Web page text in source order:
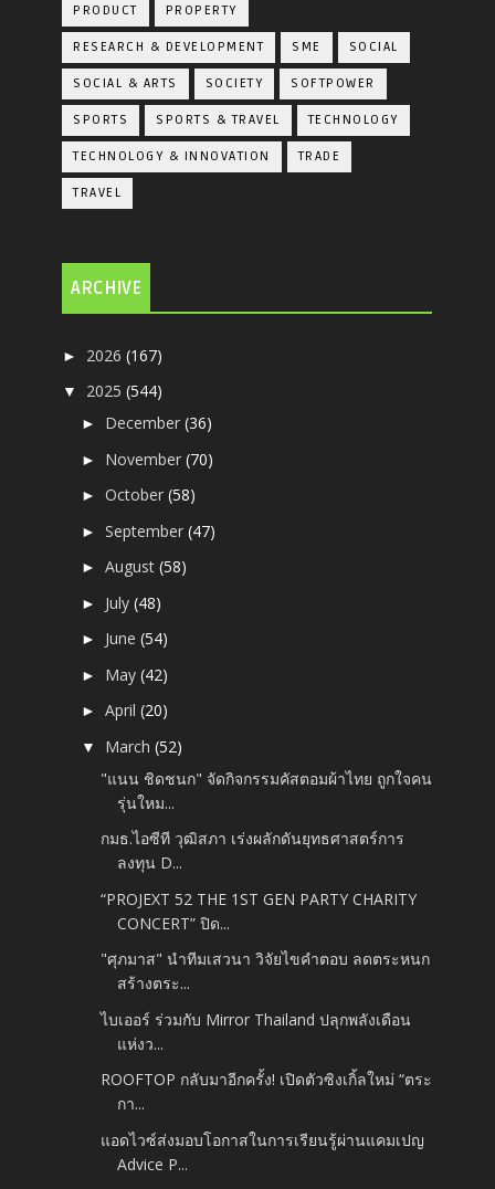
PRODUCT PROPERTY
RESEARCH & DEVELOPMENT SME SOCIAL
SOCIAL & ARTS SOCIETY SOFTPOWER
SPORTS SPORTS & TRAVEL TECHNOLOGY
TECHNOLOGY & INNOVATION TRADE
TRAVEL
ARCHIVE
► 2026(167)
▼ 2025(544)
► December(36)
► November(70)
►October(58)
►September(47)
►August(58)
► July(48)
► June(54)
► May(42)
►April(20)
▼ March(52)
"แนน ชิดชนก" จัดกิจกรรมคัสตอมผ้าไทย ถูกใจคน
รุ่นใหม...
กมธ.ไอซีที วุฒิสภา เร่งผลักดันยุทธศาสตร์การ
ลงทุน D...
“PROJEXT 52 THE 1ST GEN PARTY CHARITY
CONCERT” ปิด...
"ศุภมาส" นำทีมเสวนา วิจัยไขคำตอบ ลดตระหนก
สร้างตระ...
ไบเออร์ ร่วมกับ Mirror Thailand ปลุกพลังเดือน
แห่งว...
ROOFTOP กลับมาอีกครั้ง! เปิดตัวซิงเกิ้ลใหม่ “ตระ
กา...
แอดไวซ์ส่งมอบโอกาสในการเรียนรู้ผ่านแคมเปญ
Advice P...